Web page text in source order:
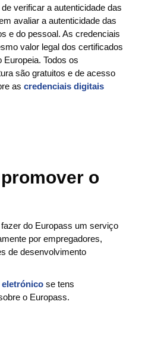
verificar a autenticidade das
avaliar a autenticidade das
e do pessoal. As credenciais
valor legal dos certificados
Todos os
são gratuitos e de acesso
as credenciais digitais
o
do Europass um serviço
por empregadores,
de desenvolvimento
se tens
o Europass.